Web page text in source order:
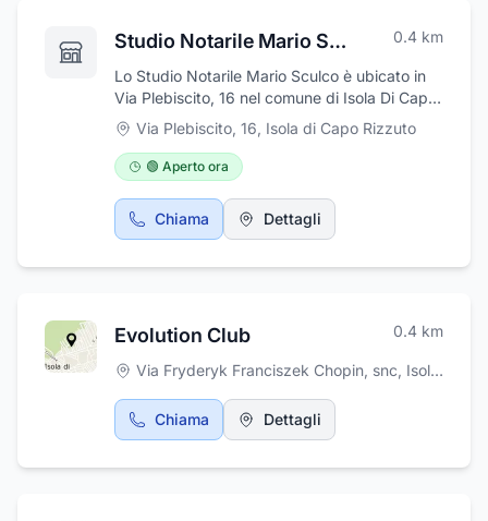
Studio Notarile Mario Sculco 0.4 km
Lo Studio Notarile Mario Sculco è ubicato in
Via Plebiscito, 16 nel comune di Isola Di Capo
Rizzuto, in provincia di Crotone, è
specializzato in atti notarili di compravendita
di immobili e servizi notarili in genere. Si
occupa di tutti i servizi notarili, dalla stipula di
qualsiasi atto, al rilascio di certificazioni
notarili. Il Notaio Sculco Mario opera anche
1 con numero di telefono 0961 557232.
Via Plebiscito, 16, Isola di Capo Rizzuto
🟢 Aperto ora
Chiama Dettagli
Evolution Club 0.4 km
Via Fryderyk Franciszek Chopin, snc, Isola di Capo Rizzuto
Chiama Dettagli